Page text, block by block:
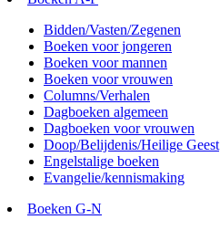
Bidden/Vasten/Zegenen
Boeken voor jongeren
Boeken voor mannen
Boeken voor vrouwen
Columns/Verhalen
Dagboeken algemeen
Dagboeken voor vrouwen
Doop/Belijdenis/Heilige Geest
Engelstalige boeken
Evangelie/kennismaking
Boeken G-N